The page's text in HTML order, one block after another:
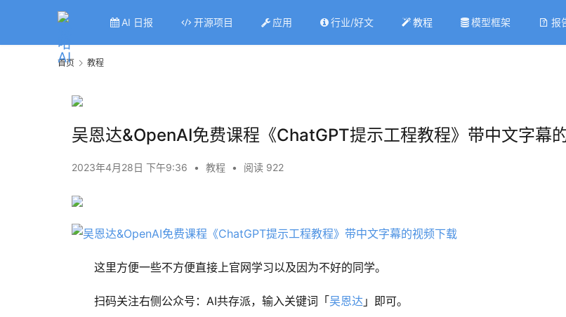
AI 日报 开源项目 应用 行业/好文 教程 模型框架 报
首页 教程
吴恩达&OpenAI免费课程《ChatGPT提示工程教程》带中文字幕
2023年4月28日 下午9:36 • 教程 • 阅读 922
这里方便一些不方便直接上官网学习以及因为不好的同学。
扫码关注右侧公众号：AI共存派，输入关键词「吴恩达 」即可。